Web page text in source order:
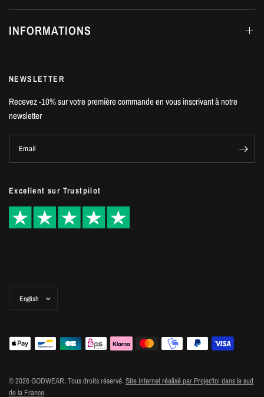
INFORMATIONS
NEWSLETTER
Recevez -10% sur votre première commande en vous inscrivant à notre
newsletter
Email
Excellent sur Trustpilot
country/region
© 2026 GODWEAR, Tous droits réservé.Site internet réalisé par Projec'toi dans le sud
de la France.